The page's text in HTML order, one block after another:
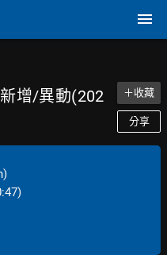
增/異動(202
＋收藏
分享